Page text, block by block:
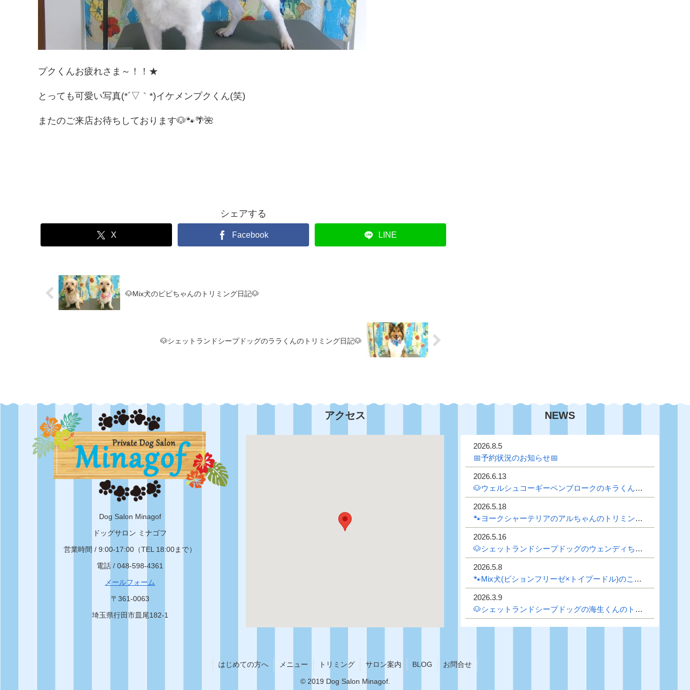
プクくんお疲れさま～！！★
とっても可愛い写真(*´▽｀*)イケメンプクくん(笑)
またのご来店お待ちしております🐶🐾🌴🌺
シェアする
X Facebook LINE
🐶Mix犬のビビちゃんのトリミング日記🐶
🐶シェットランドシープドッグのララくんのトリミング日記🐶
Dog Salon Minagof
ドッグサロン ミナゴフ
営業時間 / 9:00-17:00（TEL 18:00まで）
電話 / 048-598-4361
メールフォーム
〒361-0063
埼玉県行田市皿尾182-1
アクセス NEWS
2026.8.5
📅予約状況のお知らせ📅
2026.6.13
🐶ウェルシュコーギーペンブロークのキラくんのトリミング日記🐶
2026.5.18
🐾ヨークシャーテリアのアルちゃんのトリミング日記🐾
2026.5.16
🐶シェットランドシープドッグのウェンディちゃんのトリミング日記🐶
2026.5.8
🐾Mix犬(ビションフリーゼ×トイプードル)のことちゃんのトリミング日記🐾
2026.3.9
🐶シェットランドシープドッグの海生くんのトリミング日記🐶
はじめての方へ メニュー トリミング サロン案内 BLOG お問合せ
© 2019 Dog Salon Minagof.